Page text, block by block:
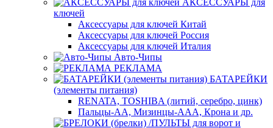
АКСЕССУАРЫ для
ключей
Аксессуары для ключей Китай
Аксессуары для ключей Россия
Аксессуары для ключей Италия
Авто-Чипы
РЕКЛАМА
БАТАРЕЙКИ
(элементы питания)
RENATA, TOSHIBA (литий, серебро, цинк)
Пальцы-АА, Мизинцы-ААА, Крона и др.